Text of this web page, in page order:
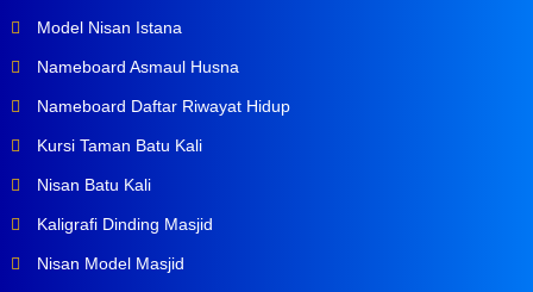
Model Nisan Istana
Nameboard Asmaul Husna
Nameboard Daftar Riwayat Hidup
Kursi Taman Batu Kali
Nisan Batu Kali
Kaligrafi Dinding Masjid
Nisan Model Masjid